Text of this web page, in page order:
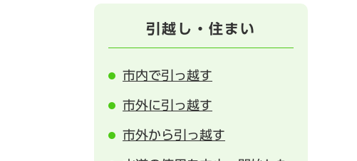
引越し・住まい
市内で引っ越す
市外に引っ越す
市外から引っ越す